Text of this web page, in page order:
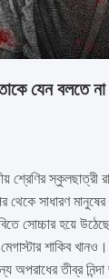
যেন বলতে
শ্রেণির স্কুলছাত্রী
থেকে সাধারণ
সোচ্চার হয়ে
শাকিব
তীব্র